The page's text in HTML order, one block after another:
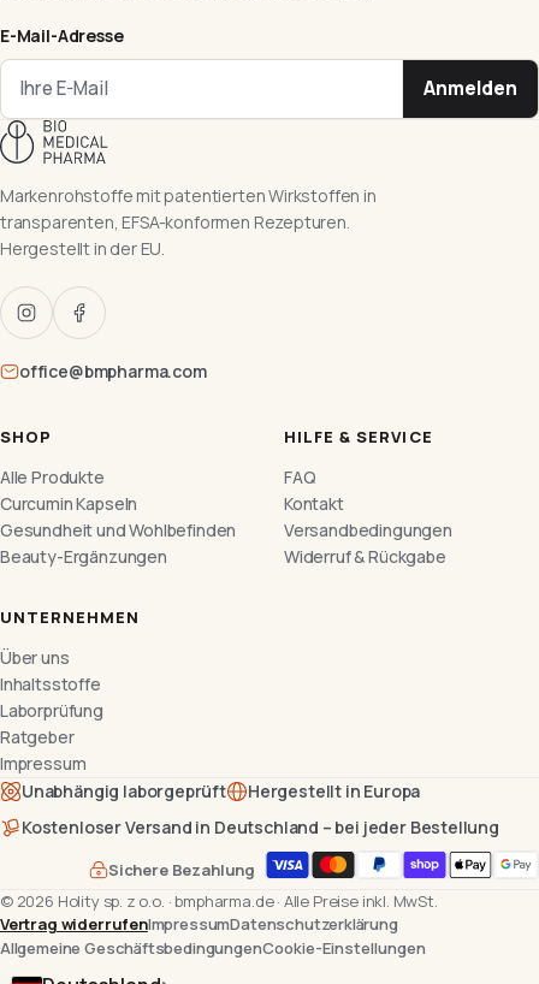
E-Mail-Adresse
Anmelden
Markenrohstoffe mit patentierten Wirkstoffen in
transparenten, EFSA-konformen Rezepturen.
Hergestellt in der EU.
office@bmpharma.com
SHOP
Alle Produkte
Curcumin Kapseln
Gesundheit und Wohlbefinden
Beauty-Ergänzungen
HILFE & SERVICE
FAQ
Kontakt
Versandbedingungen
Widerruf & Rückgabe
UNTERNEHMEN
Über uns
Inhaltsstoffe
Laborprüfung
Ratgeber
Impressum
Unabhängig laborgeprüft
Hergestellt in Europa
Kostenloser Versand in Deutschland – bei jeder Bestellung
Sichere Bezahlung
© 2026 Holity sp. z o.o. ·bmpharma.de· Alle Preise inkl. MwSt.
Vertrag widerrufenImpressumDatenschutzerklärung
Allgemeine GeschäftsbedingungenCookie-Einstellungen